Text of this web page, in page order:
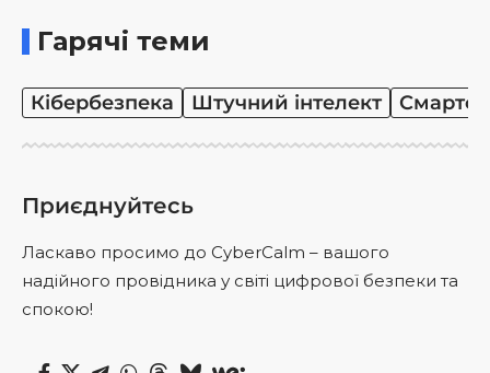
Гарячі теми
Кібербезпека Штучний інтелект
Приєднуйтесь
Ласкаво просимо до CyberCalm – вашого
надійного провідника у світі цифрової безпеки та
спокою!